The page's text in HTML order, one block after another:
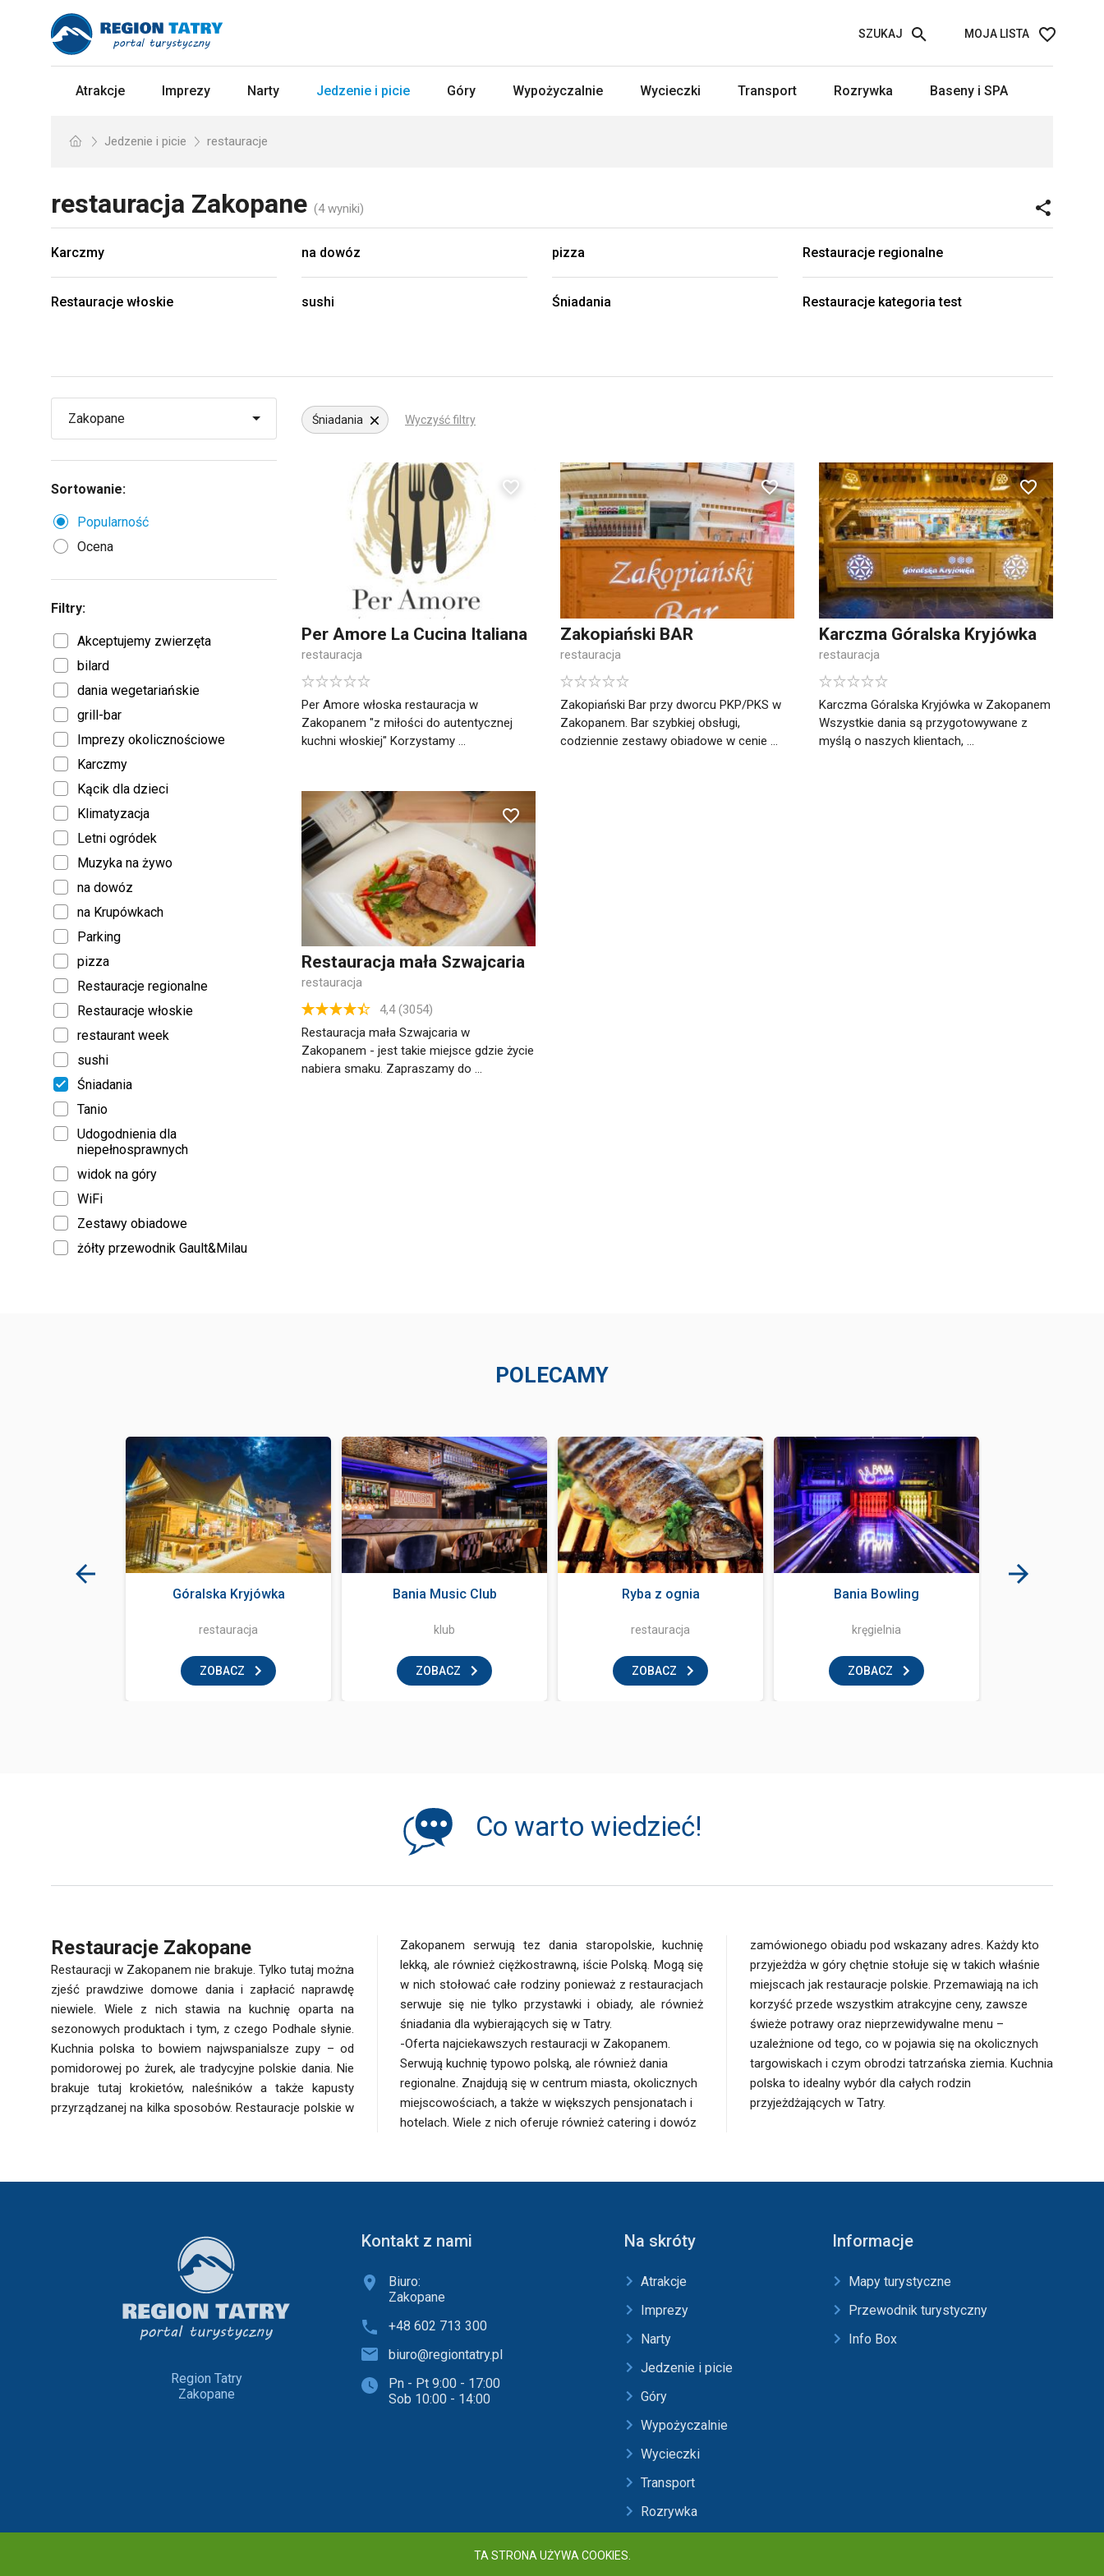
MOJA LISTA
SZUKAJ
Atrakcje Imprezy Narty Jedzenie i picie Góry Wypożyczalnie Wycieczki Transport Rozrywka Baseny i SPA
Jedzenie i picie restauracje
restauracja Zakopane (4 wyniki)
Karczmy na dowóz pizza Restauracje regionalne
Restauracje włoskie sushi Śniadania Restauracje kategoria test
Śniadania Wyczyść filtry
Per Amore La Cucina Italiana
restauracja
Per Amore włoska restauracja w
Zakopanem "z miłości do autentycznej
kuchni włoskiej" Korzystamy ...
Zakopiański BAR
restauracja
Zakopiański Bar przy dworcu PKP/PKS w
Zakopanem. Bar szybkiej obsługi,
codziennie zestawy obiadowe w cenie ...
Karczma Góralska Kryjówka
restauracja
Karczma Góralska Kryjówka w Zakopanem
Wszystkie dania są przygotowywane z
myślą o naszych klientach, ...
Restauracja mała Szwajcaria
restauracja
4,4 (3054)
Restauracja mała Szwajcaria w
Zakopanem - jest takie miejsce gdzie życie
nabiera smaku. Zapraszamy do ...
Sortowanie:
Popularność
Ocena
Filtry:
Akceptujemy zwierzęta
bilard
dania wegetariańskie
grill-bar
Imprezy okolicznościowe
Karczmy
Kącik dla dzieci
Klimatyzacja
Letni ogródek
Muzyka na żywo
na dowóz
na Krupówkach
Parking
pizza
Restauracje regionalne
Restauracje włoskie
restaurant week
sushi
Śniadania
Tanio
Udogodnienia dla
niepełnosprawnych
widok na góry
WiFi
Zestawy obiadowe
żółty przewodnik Gault&Milau
POLECAMY
Góralska Kryjówka
restauracja
ZOBACZ
Bania Music Club
klub
ZOBACZ
Ryba z ognia
restauracja
ZOBACZ
Bania Bowling
kręgielnia
ZOBACZ
Co warto wiedzieć!
Restauracje Zakopane
Restauracji w Zakopanem nie brakuje. Tylko tutaj można
zjeść prawdziwe domowe dania i zapłacić naprawdę
niewiele. Wiele z nich stawia na kuchnię oparta na
sezonowych produktach i tym, z czego Podhale słynie.
Kuchnia polska to bowiem najwspanialsze zupy – od
pomidorowej po żurek, ale tradycyjne polskie dania. Nie
brakuje tutaj krokietów, naleśników a także kapusty
przyrządzanej na kilka sposobów. Restauracje polskie w
Zakopanem serwują tez dania staropolskie, kuchnię
lekką, ale również ciężkostrawną, iście Polską. Mogą się
w nich stołować całe rodziny ponieważ z restauracjach
serwuje się nie tylko przystawki i obiady, ale również
śniadania dla wybierających się w Tatry.
-Oferta najciekawszych restauracji w Zakopanem.
Serwują kuchnię typowo polską, ale również dania
regionalne. Znajdują się w centrum miasta, okolicznych
miejscowościach, a także w większych pensjonatach i
hotelach. Wiele z nich oferuje również catering i dowóz
zamówionego obiadu pod wskazany adres. Każdy kto
przyjeżdża w góry chętnie stołuje się w takich właśnie
miejscach jak restauracje polskie. Przemawiają na ich
korzyść przede wszystkim atrakcyjne ceny, zawsze
świeże potrawy oraz nieprzewidywalne menu –
uzależnione od tego, co w pojawia się na okolicznych
targowiskach i czym obrodzi tatrzańska ziemia. Kuchnia
polska to idealny wybór dla całych rodzin
przyjeżdżających w Tatry.
Region Tatry
Zakopane
Kontakt z nami
Biuro:
Zakopane
+48 602 713 300
biuro@regiontatry.pl
Pn - Pt 9:00 - 17:00
Sob 10:00 - 14:00
Na skróty
Atrakcje
Imprezy
Narty
Jedzenie i picie
Góry
Wypożyczalnie
Wycieczki
Transport
Rozrywka
Informacje
Mapy turystyczne
Przewodnik turystyczny
Info Box
TA STRONA UŻYWA COOKIES.